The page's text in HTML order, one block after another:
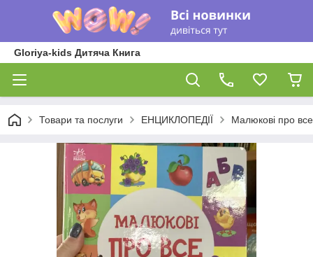
Gloriya-kids Дитяча Книга
Товари та послуги ЕНЦИКЛОПЕДІЇ Малюкові про все